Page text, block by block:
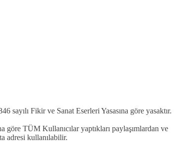
sayılı Fikir ve Sanat Eserleri Yasasına göre yasaktır.
TÜM Kullanıcılar yaptıkları paylaşımlardan ve
adresi kullanılabilir.